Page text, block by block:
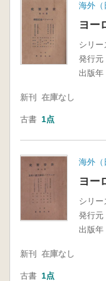
海外（
ヨー
シリー
発行元
出版年
新刊 在庫なし
古書 1点
海外（
ヨー
シリー
発行元
出版年
新刊 在庫なし
古書 1点